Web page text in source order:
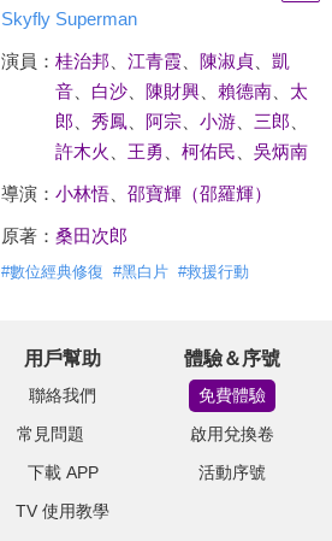
Skyfly Superman
演員： 桂治邦 江青霞、 陳淑貞、 凱
音、 白沙、 陳財興、 賴德南、 太
郎
秀鳳、 阿宗、 小游、 三郎
許木火
王勇 柯佑民 吳炳南
導演： 小林悟、 邵寶輝（邵羅輝）
原著： 桑田次郎
#數位經典修復 #黑白片 #救援行動
用戶幫助
聯絡我們
常見問題
下載 APP
TV 使用教學
體驗＆序號
免費體驗
啟用兌換卷
活動序號